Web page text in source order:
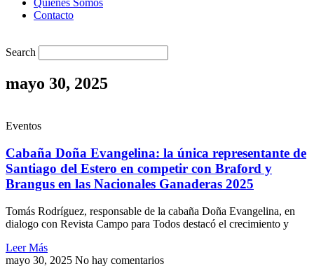
Quienes Somos
Contacto
Search
mayo 30, 2025
Eventos
Cabaña Doña Evangelina: la única representante de
Santiago del Estero en competir con Braford y
Brangus en las Nacionales Ganaderas 2025
Tomás Rodríguez, responsable de la cabaña Doña Evangelina, en
dialogo con Revista Campo para Todos destacó el crecimiento y
Leer Más
mayo 30, 2025 No hay comentarios